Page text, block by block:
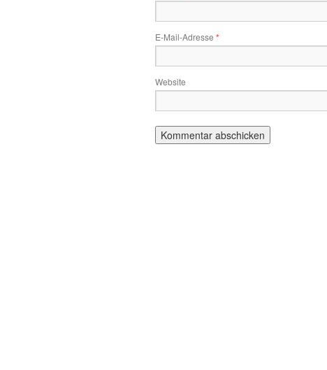
E-Mail-Adresse *
Website